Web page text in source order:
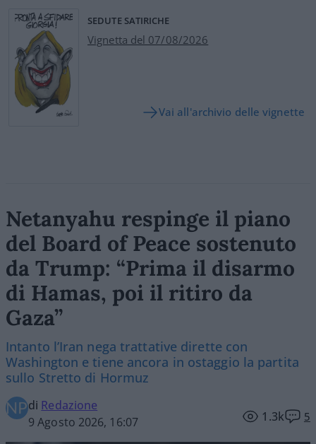
SEDUTE SATIRICHE
Vignetta del 07/08/2026
Vai all'archivio delle vignette
Netanyahu respinge il piano
del Board of Peace sostenuto
da Trump: “Prima il disarmo
di Hamas, poi il ritiro da
Gaza”
Intanto l’Iran nega trattative dirette con
Washington e tiene ancora in ostaggio la partita
sullo Stretto di Hormuz
di Redazione
9 Agosto 2026, 16:07
1.3k 5